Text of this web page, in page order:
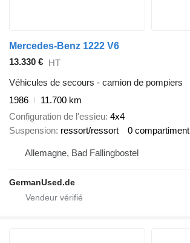
Mercedes-Benz 1222 V6
13.330 € HT
Véhicules de secours - camion de pompiers
1986
11.700 km
Configuration de l'essieu 4x4
Suspension ressort/ressort 0 compartiment
Allemagne, Bad Fallingbostel
GermanUsed.de